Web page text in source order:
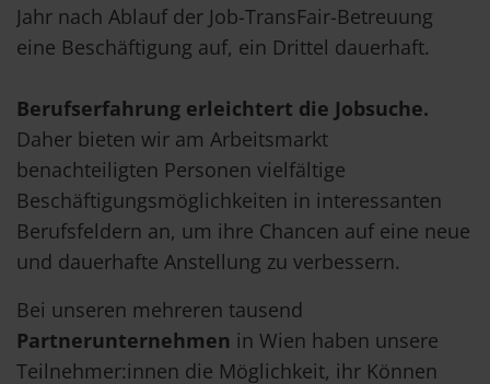
Jahr nach Ablauf der Job-TransFair-Betreuung
eine Beschäftigung auf, ein Drittel dauerhaft.
Berufserfahrung erleichtert die Jobsuche.
Daher bieten wir am Arbeitsmarkt
benachteiligten Personen vielfältige
Beschäftigungsmöglichkeiten in interessanten
Berufsfeldern an, um ihre Chancen auf eine neue
und dauerhafte Anstellung zu verbessern.
Bei unseren mehreren tausend
Partnerunternehmen in Wien haben unsere
Teilnehmer:innen die Möglichkeit, ihr Können